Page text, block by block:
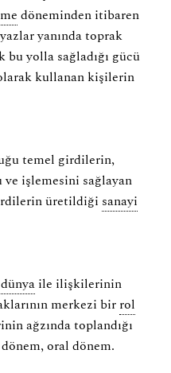
döneminden itibaren
yanında toprak
yolla sağladığı gücü
kullanan kişilerin
temel girdilerin,
işlemesini sağlayan
üretildiği sanayi
ile ilişkilerinin
merkezi bir rol
ağzında toplandığı
oral dönem.